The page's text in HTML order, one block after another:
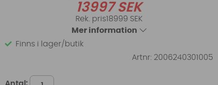
13997SEK
18999 SEK
Mer information
Finns i lager/butik
Artnr: 2006240301005